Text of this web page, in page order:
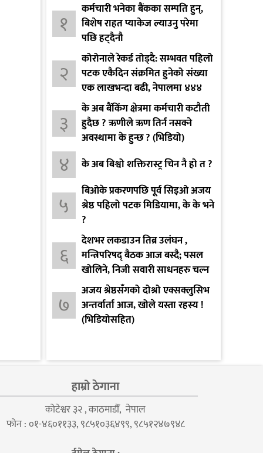
१
कर्मचारी भनेका बैंकका सम्पति हुन्,
बिशेष राहत प्याकेज ल्याउनु परेमा
पछि हट्दैनौ
२
कोरोनाले रेकर्ड तोड्दै: सम्भवत पहिलो
पटक एकैदिन संक्रमित हुनेको संख्या
एक लाखभन्दा बढी, नेपालमा ४४४
पुग्यो
३
के अब बैंकिंग क्षेत्रमा कर्मचारी कटौती
हुदैछ ? ऋणीले ऋण तिर्न नसक्ने
अवस्थामा के हुन्छ ? (भिडियो)
४ के अब बिश्वो शक्तिरास्ट्र चिन नै हो त ?
५
बिओके प्रकरणपछि पूर्व सिइओ अजय
श्रेष्ठ पहिलो पटक मिडियामा, के के भने
?
६
देशभर लकडाउन तिब्र उलंघन ,
मन्त्रिपरिषद् बैठक आज बस्दै; पसल
खोलिने, निजी सवारी साधनहरु चल्न
दिइने
७
अजय श्रेष्ठसँगको दोश्रो एक्सक्लुसिभ
अन्तर्वार्ता आज, खोले यस्ता रहस्य !
(भिडियोसहित)
हाम्रो ठेगाना
कोटेश्वर ३२ , काठमाडौँ, नेपाल
फोन : ०१-४६०११३३, ९८५१०३६४९९, ९८५१२४७९४८